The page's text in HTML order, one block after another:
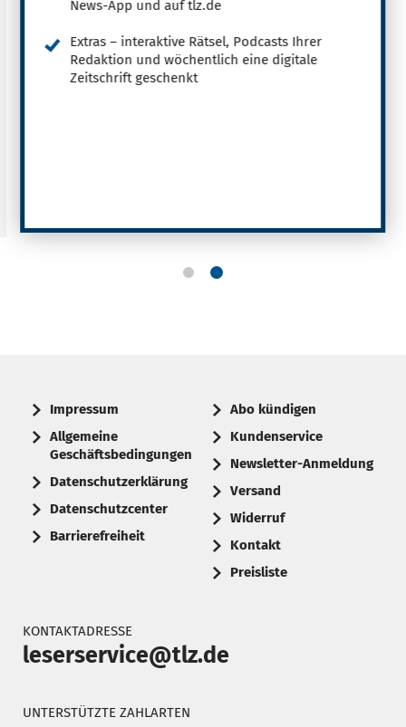
News-App und auf tlz.de
Extras – interaktive Rätsel, Podcasts Ihrer
Redaktion und wöchentlich eine digitale
Zeitschrift geschenkt
Impressum
Allgemeine
Geschäftsbedingungen
Datenschutzerklärung
Datenschutzcenter
Barrierefreiheit
Abo kündigen
Kundenservice
Newsletter-Anmeldung
Versand
Widerruf
Kontakt
Preisliste
KONTAKTADRESSE
leserservice@tlz.de
UNTERSTÜTZTE ZAHLARTEN